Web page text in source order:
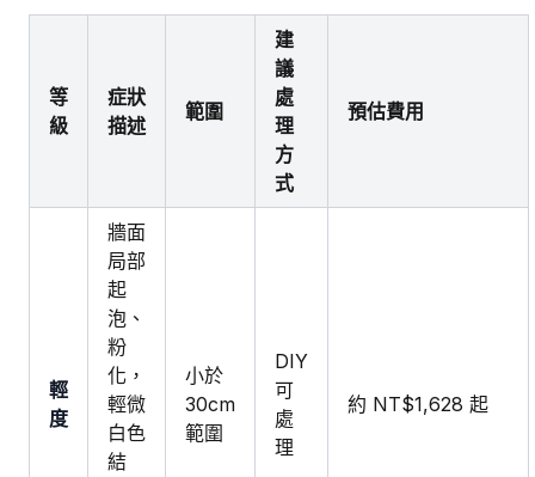
等
級
症狀
描述
範圍
建
議
處
理
方
式
預估費用
輕
度
牆面
局部
起
泡、
粉
化，
輕微
白色
結
小於
30cm
範圍
DIY
可
處
理
約 NT$1,628 起